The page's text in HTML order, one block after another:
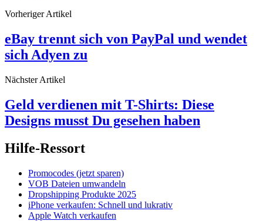
Vorheriger Artikel
eBay trennt sich von PayPal und wendet
sich Adyen zu
Nächster Artikel
Geld verdienen mit T-Shirts: Diese
Designs musst Du gesehen haben
Hilfe-Ressort
Promocodes (jetzt sparen)
VOB Dateien umwandeln
Dropshipping Produkte 2025
iPhone verkaufen: Schnell und lukrativ
Apple Watch verkaufen